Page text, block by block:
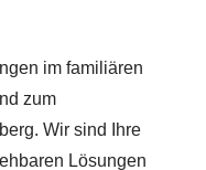
im familiären
zum
Wir sind Ihre
Lösungen